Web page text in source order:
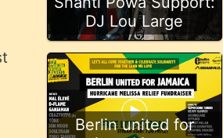
DJ Lou Large
Berlin united for